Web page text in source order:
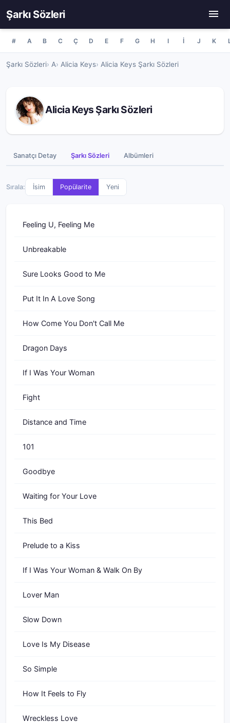
Şarkı Sözleri
# A B C Ç D E F G H I İ J K
Şarkı Sözleri A Alicia Keys Alicia Keys Şarkı Sözleri
Alicia Keys Şarkı Sözleri
Sanatçı Detay Şarkı Sözleri Albümleri
Sırala: İsim Popülarite Yeni
Feeling U, Feeling Me
Unbreakable
Sure Looks Good to Me
Put It In A Love Song
How Come You Don't Call Me
Dragon Days
If I Was Your Woman
Fight
Distance and Time
101
Goodbye
Waiting for Your Love
This Bed
Prelude to a Kiss
If I Was Your Woman & Walk On By
Lover Man
Slow Down
Love Is My Disease
So Simple
How It Feels to Fly
Wreckless Love